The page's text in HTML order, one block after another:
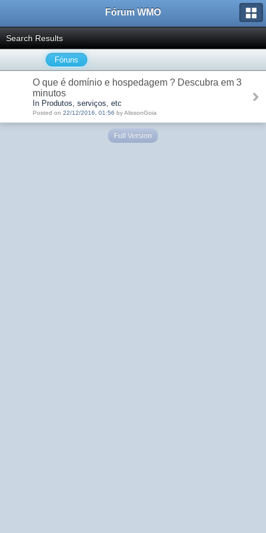
Fórum WMO
Search Results
Fóruns
O que é domínio e hospedagem ? Descubra em 3
minutos
In Produtos, serviços, etc
Posted on 22/12/2016, 01:56 by AlissonGoia
Full Version